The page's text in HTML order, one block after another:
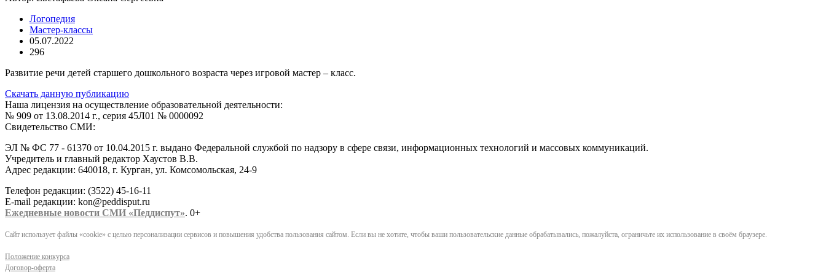
Логопедия
Мастер-классы
05.07.2022
296
Развитие речи детей старшего дошкольного возраста через игровой мастер – класс.
Скачать данную публикацию
Наша лицензия на осуществление образовательной деятельности:
№ 909 от 13.08.2014 г., серия 45Л01 № 0000092
Свидетельство СМИ:
ЭЛ № ФС 77 - 61370 от 10.04.2015 г. выдано Федеральной службой по надзору в сфере связи, информационных технологий и массовых коммуникаций.
Учредитель и главный редактор Хаустов В.В.
Адрес редакции: 640018, г. Курган, ул. Комсомольская, 24-9
Телефон редакции: (3522) 45-16-11
E-mail редакции: kon@peddisput.ru
Ежедневные новости СМИ «Педдиспут». 0+
Сайт использует файлы «cookie» с целью персонализации сервисов и повышения удобства пользования сайтом. Если вы не хотите, чтобы ваши пользовательские данные обрабатывались, пожалуйста, ограничьте их использование в своём браузере.
Положение конкурса
Договор-оферта